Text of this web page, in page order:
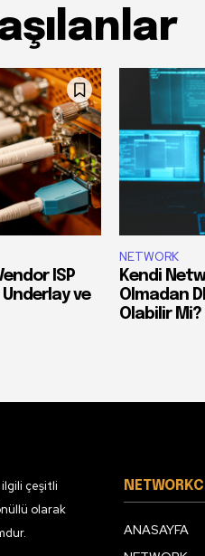
ISP
Underlay ve
NETWORK
Kendi
Olmadan
Olabilir Mi?
çeşitli
olarak
ANASAYFA